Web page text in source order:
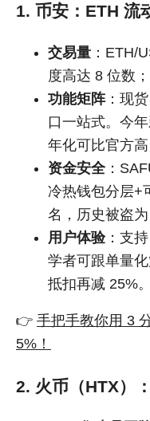
1. 币安：ETH 流
交易量 ：ETH/
度高达 8 位数
功能矩阵：现
口一站式。今
年化可比官方高
资金安全：
冷热钱包分层+
名，历史被盗为
用户体验：支
学者可跟单量
抵扣再减 25%。
👉 手把手教你用 3
5%！
2. 火币（HTX）